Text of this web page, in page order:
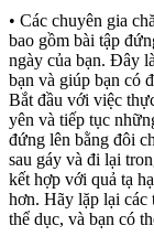
• Các chuyên gia
bao gồm bài tập
ngày của bạn. Đây
bạn và giúp bạn có
Bắt đầu với việc
yên và tiếp tục
đứng lên bằng đôi
sau gáy và đi lại
kết hợp với quả tạ
hơn. Hãy lặp lại các
thể dục, và bạn có